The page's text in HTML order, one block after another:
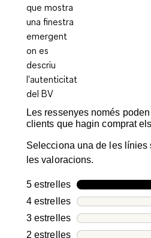
Les ressenyes només
clients que hagin comprat
Selecciona una de les línies
les valoracions.
5 estrellesestrelles
4 estrellesestrelles
3 estrellesestrelles
2 estrellesestrelles